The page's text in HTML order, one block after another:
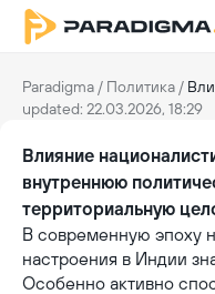
Paradigma / Политика / Влияние
updated: 22.03.2026, 18:29
Влияние
внутреннюю
территориальную
В современную эпоху
настроения в Индии
Особенно активно